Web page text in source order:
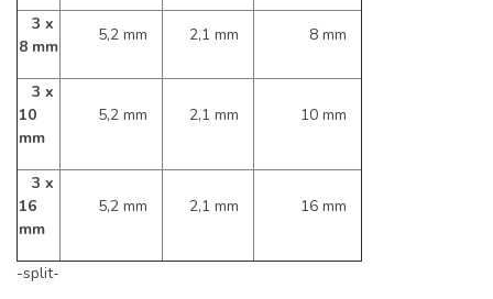
3 x
8 mm
5,2 mm 2,1 mm 8 mm
3 x
10
mm
5,2 mm 2,1 mm 10 mm
3 x
16
mm
5,2 mm 2,1 mm 16 mm
-split-